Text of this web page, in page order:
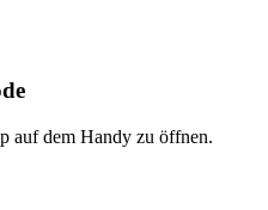
auf dem Handy zu öffnen.